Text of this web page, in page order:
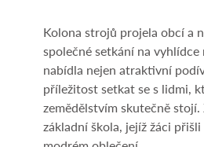
Kolona strojů projela obcí a
společné setkání na
nabídla nejen atraktivní
příležitost setkat se s lidmi,
zemědělstvím skutečně
základní škola, jejíž žáci